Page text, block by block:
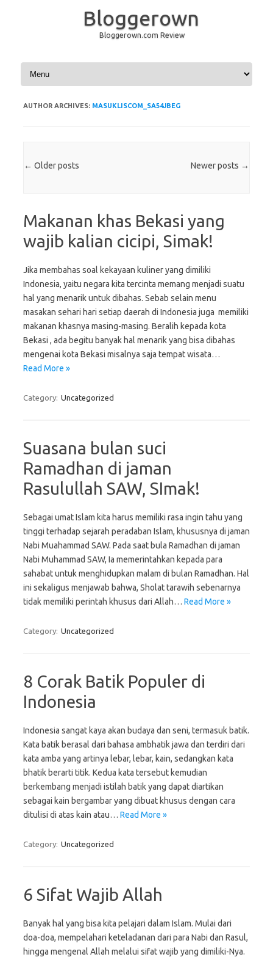
Bloggerown
Bloggerown.com Review
Skip to content
AUTHOR ARCHIVES: MASUKLISCOM_SA54JBEG
Post navigation
← Older posts Newer posts →
Makanan khas Bekasi yang
wajib kalian cicipi, Simak!
Jika membahas soal kekayaan kuliner yang dimiliki
Indonesia, yaitu negara kita tercinta memang menjadi suatu
hal yang menarik untuk dibahas. Sebab selain menu
masakan sehari hari setiap daerah di Indonesia juga memiliki
makanan khasnya masing-masing. Beralih kepada kota
Bekasi , ada begitu banyak hal menarik yang bisa dibahas
mengenai kota Bekasi misalnya saja tempat wisata…
Read More »
Category: Uncategorized
Suasana bulan suci
Ramadhan di jaman
Rasulullah SAW, SImak!
Sebagai umat Islam kita harus memiliki rasa ingin tahu yang
tinggi terhadap sejarah peradaban Islam, khususnya di jaman
Nabi Muahammad SAW. Pada saat bula Ramadhan di jaman
Nabi Muhammad SAW, Ia memerintahkan kepada para
sahabat untuk menghidupkan malam di bulan Ramadhan. Hal
ini sekaligus menjawab bahwa, Sholat tarawih sebenarnya
tidak memiliki perintah khusus dari Allah… Read More »
Category: Uncategorized
8 Corak Batik Populer di
Indonesia
Indonesia sangat kaya akan budaya dan seni, termasuk batik.
Kata batik berasal dari bahasa ambhatik jawa dan terdiri dari
kata amba yang artinya lebar, lebar, kain, sedangkan kata
bhatik berarti titik. Kedua kata tersebut kemudian
berkembang menjadi istilah batik yang dapat diartikan
sebagai kain bergambar yang dibuat khusus dengan cara
ditulisi di atas kain atau… Read More »
Category: Uncategorized
6 Sifat Wajib Allah
Banyak hal yang bisa kita pelajari dalam Islam. Mulai dari
doa-doa, mempelahari keteladanan dari para Nabi dan Rasul,
hingga mengenal Allah melalui sifat wajib yang dimiliki-Nya.